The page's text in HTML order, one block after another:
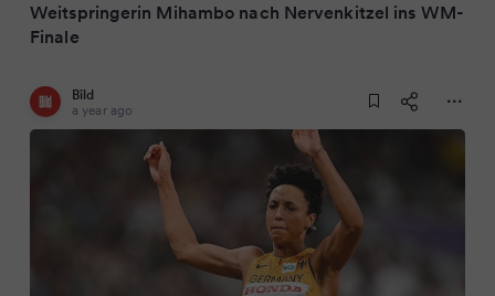
Weitspringerin Mihambo nach Nervenkitzel ins WM-
Finale
Bild
a year ago